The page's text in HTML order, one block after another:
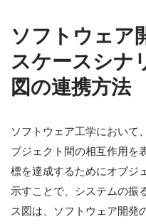
ソフトウェア
スケースシナ
図の連携方法
ソフトウェア工学において
ブジェクト間の相互作用を
標を達成するためにオブジ
示すことで、システムの振
ス図は、ソフトウェア開発